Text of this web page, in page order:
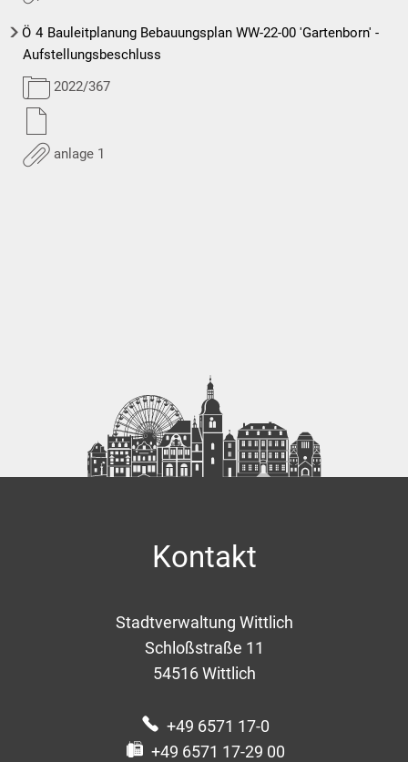
Ö 4 Bauleitplanung Bebauungsplan WW-22-00 'Gartenborn' -
Aufstellungsbeschluss
2022/367
anlage 1
Kontakt
Stadtverwaltung Wittlich
Schloßstraße 11
54516 Wittlich
+49 6571 17-0
+49 6571 17-29 00